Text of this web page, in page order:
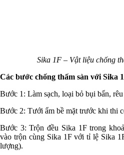
Sika 1F – Vật liệu chống
Các bước chống thấm sàn với Sika
Bước 1: Làm sạch, loại bỏ bụi bẩn,
Bước 2: Tưới ẩm bề mặt trước khi thi
Bước 3: Trộn đều Sika 1F trong
vào trộn cùng Sika 1F với tỉ lệ Sika
lượng).